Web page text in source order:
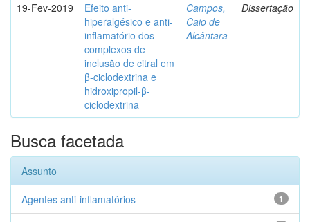
19-Fev-2019
Efeito anti-
hiperalgésico e anti-
inflamatório dos
complexos de
inclusão de citral em
β-ciclodextrina e
hidroxipropil-β-
ciclodextrina
Campos,
Caio de
Alcântara
Dissertação
Busca facetada
Assunto
1
Agentes anti-inflamatórios